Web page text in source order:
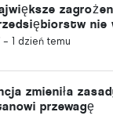
nie
- 1 dzień temu
zmieniła
przewagę